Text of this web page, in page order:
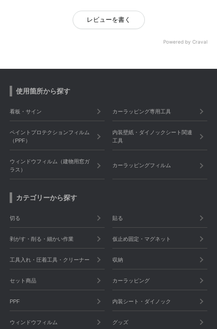
レビューを書く
Powered by Craval
使用箇所から探す
看板・サイン カーラッピング専用工具
ペイントプロテクションフィルム
（PPF）
内装壁紙・ダイノックシート関連
工具
ウィンドウフィルム（建物用窓ガ
ラス）
カーラッピングフィルム
カテゴリーから探す
切る 貼る
剥がす・削る・細かい作業 仮止め固定・マグネット
工具入れ・圧着工具・クリーナー 収納
セット商品 カーラッピング
PPF 内装シート・ダイノック
ウィンドウフィルム グッズ